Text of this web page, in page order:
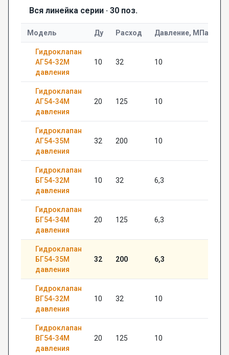
Вся линейка серии · 30 поз.
Модель Ду Расход Давление, МПа
Гидроклапан
АГ54-32М
давления
10 32 10
Гидроклапан
АГ54-34М
давления
20 125 10
Гидроклапан
АГ54-35М
давления
32 200 10
Гидроклапан
БГ54-32М
давления
10 32 6,3
Гидроклапан
БГ54-34М
давления
20 125 6,3
Гидроклапан
БГ54-35М
давления
32 200 6,3
Гидроклапан
ВГ54-32М
давления
10 32 10
Гидроклапан
ВГ54-34М
давления
20 125 10